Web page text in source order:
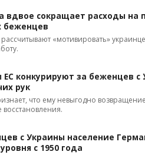
вдвое сокращает расходы на
беженцев
«мотивировать»
ЕС конкурируют за беженцев с
рук
что ему невыгодно
с Украины население
с 1950 года